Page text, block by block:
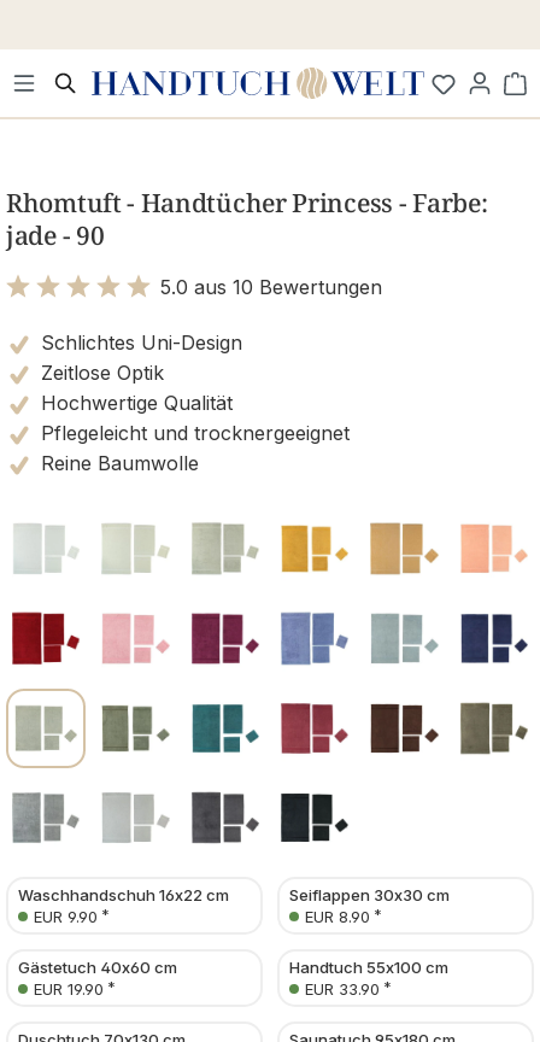
Rhomtuft - Handtücher Princess - Farbe:
jade - 90
5.0 aus 10 Bewertungen
Schlichtes Uni-Design
Zeitlose Optik
Hochwertige Qualität
Pflegeleicht und trocknergeeignet
Reine Baumwolle
Waschhandschuh 16x22 cm
EUR 9.90 *
Seiflappen 30x30 cm
EUR 8.90 *
Gästetuch 40x60 cm
EUR 19.90 *
Handtuch 55x100 cm
EUR 33.90 *